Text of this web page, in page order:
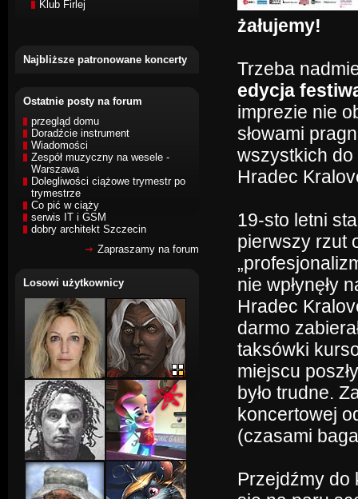
Klub Firlej
Najbliższe patronowane koncerty
Ostatnie posty na forum
przegląd domu
Doradźcie instrument
Wiadomości
Zespół muzyczny na wesele -
Warszawa
Dolegliwości ciążowe trymestr po
trymestrze
Co pić w ciąży
serwis IT i GSM
dobry architekt Szczecin
Zapraszamy na forum
Losowi użytkownicy
żałujemy!
Trzeba
edycja
imprezie nie
słowami
wszystkich
Hradec
19-sto letni
pierwszy rzut
nie wpłynęły
Hradec
darmo
taksówki
miejscu
było trudne.
koncertowej
(czasami
Przejdźmy do